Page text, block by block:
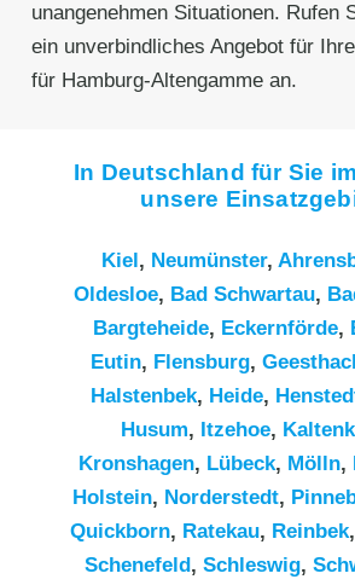
unangenehmen Situationen. Rufen
ein unverbindliches Angebot für
für Hamburg-Altengamme an.
In Deutschland für Sie
unsere
Kiel, Neumünster,
Oldesloe, Bad Schwartau,
Bargteheide, Eckernförde,
Eutin, Flensburg,
Halstenbek, Heide,
Husum, Itzehoe,
Kronshagen, Lübeck, Mölln,
Holstein, Norderstedt,
Quickborn, Ratekau, Reinbek,
Schenefeld, Schleswig,